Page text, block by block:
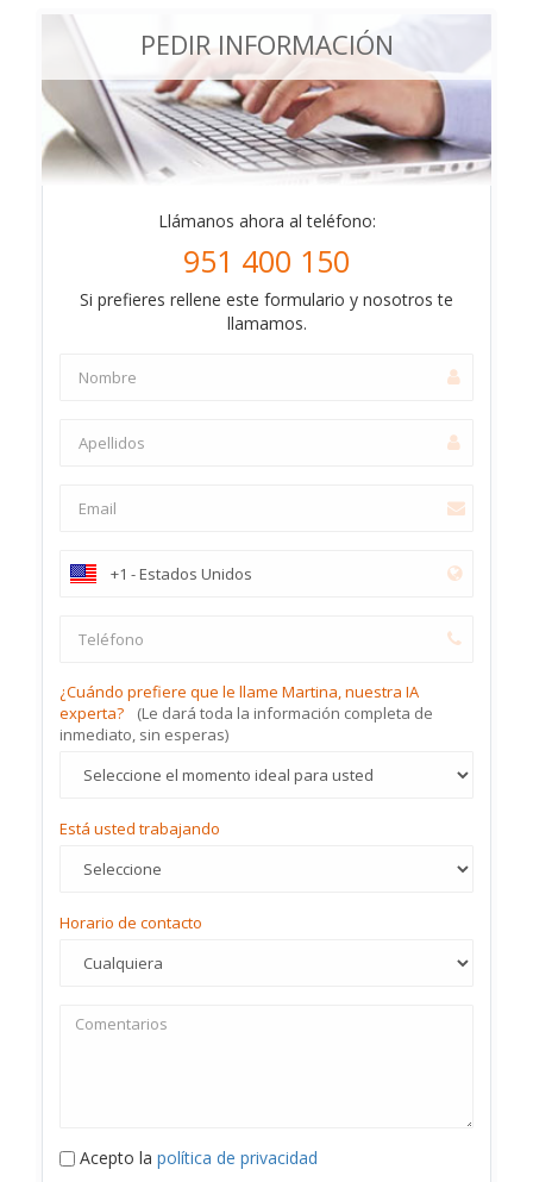
PEDIR INFORMACIÓN
Llámanos ahora al teléfono:
951 400 150
Si prefieres rellene este formulario y nosotros te
llamamos.
¿Cuándo prefiere que le llame Martina, nuestra IA
experta?
(Le dará toda la información completa de
inmediato, sin esperas)
Está usted trabajando
Horario de contacto
Acepto la política de privacidad